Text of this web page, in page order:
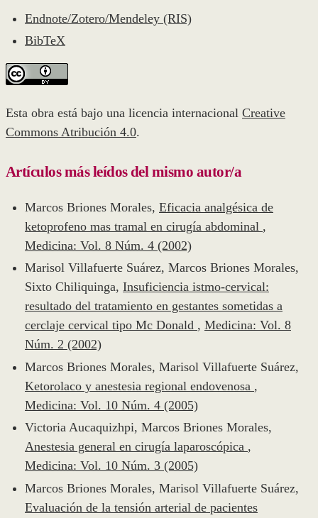
Endnote/Zotero/Mendeley (RIS)
BibTeX
Esta obra está bajo una licencia internacional Creative
Commons Atribución 4.0.
Artículos más leídos del mismo autor/a
Marcos Briones Morales, Eficacia analgésica de
ketoprofeno mas tramal en cirugía abdominal ,
Medicina: Vol. 8 Núm. 4 (2002)
Marisol Villafuerte Suárez, Marcos Briones Morales,
Sixto Chiliquinga, Insuficiencia istmo-cervical:
resultado del tratamiento en gestantes sometidas a
cerclaje cervical tipo Mc Donald , Medicina: Vol. 8
Núm. 2 (2002)
Marcos Briones Morales, Marisol Villafuerte Suárez,
Ketorolaco y anestesia regional endovenosa ,
Medicina: Vol. 10 Núm. 4 (2005)
Victoria Aucaquizhpi, Marcos Briones Morales,
Anestesia general en cirugía laparoscópica ,
Medicina: Vol. 10 Núm. 3 (2005)
Marcos Briones Morales, Marisol Villafuerte Suárez,
Evaluación de la tensión arterial de pacientes